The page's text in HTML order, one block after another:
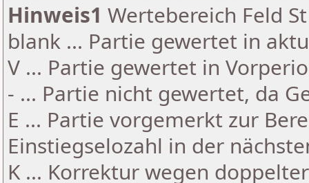
Hinweis1 Wertebereich Feld
blank ... Partie gewertet in
V ... Partie gewertet in
- ... Partie nicht gewertet, da
E ... Partie vorgemerkt zur
Einstiegselozahl in der
K ... Korrektur wegen